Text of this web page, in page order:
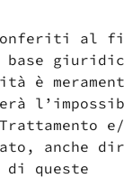
al
è
anche
queste